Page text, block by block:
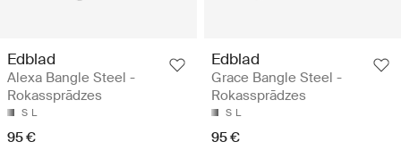
Edblad
Alexa Bangle Steel -
Rokassprādzes
S L
95 €
Edblad
Grace Bangle Steel -
Rokassprādzes
S L
95 €